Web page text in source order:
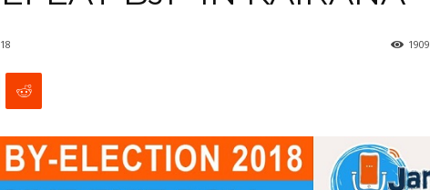
1909